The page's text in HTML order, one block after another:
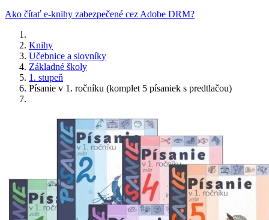
Ako čítať e-knihy zabezpečené cez Adobe DRM?
Knihy
Učebnice a slovníky
Základné školy
1. stupeň
Písanie v 1. ročníku (komplet 5 písaniek s predtlačou)